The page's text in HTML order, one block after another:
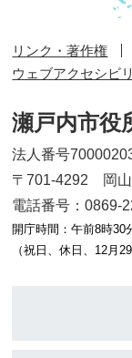
リンク・著作権
ウェブアクセシビ
瀬戸内市役
法人番号
〒701-4292 岡山
電話番号：0869-
開庁時間：午前8時30
（祝日、休日、12月